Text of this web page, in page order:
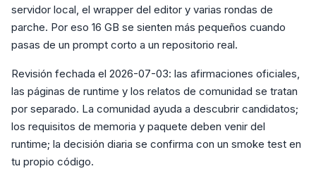
servidor local, el wrapper del editor y varias rondas de
parche. Por eso 16 GB se sienten más pequeños cuando
pasas de un prompt corto a un repositorio real.
Revisión fechada el 2026-07-03: las afirmaciones oficiales,
las páginas de runtime y los relatos de comunidad se tratan
por separado. La comunidad ayuda a descubrir candidatos;
los requisitos de memoria y paquete deben venir del
runtime; la decisión diaria se confirma con un smoke test en
tu propio código.